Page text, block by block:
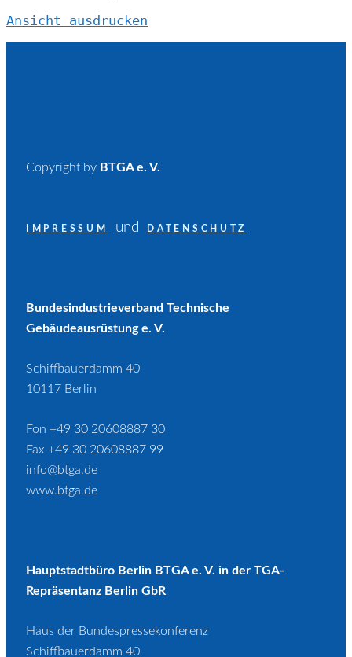
Ansicht ausdrucken
Copyright by BTGA e. V.
IMPRESSUM und DATENSCHUTZ
Bundesindustrieverband Technische
Gebäudeausrüstung e. V.
Schiffbauerdamm 40
10117 Berlin
Fon +49 30 20608887 30
Fax +49 30 20608887 99
info@btga.de
www.btga.de
Hauptstadtbüro Berlin BTGA e. V. in der TGA-
Repräsentanz Berlin GbR
Haus der Bundespressekonferenz
Schiffbauerdamm 40